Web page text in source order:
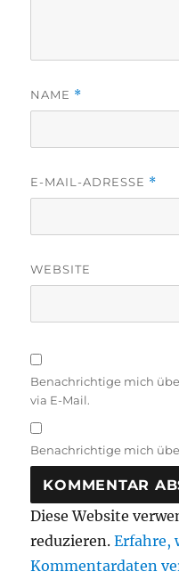
NAME *
E-MAIL-ADRESSE *
WEBSITE
Benachrichtige mich
via E-Mail.
Benachrichtige mich
Diese Website
reduzieren.Erfahre,
Kommentardaten